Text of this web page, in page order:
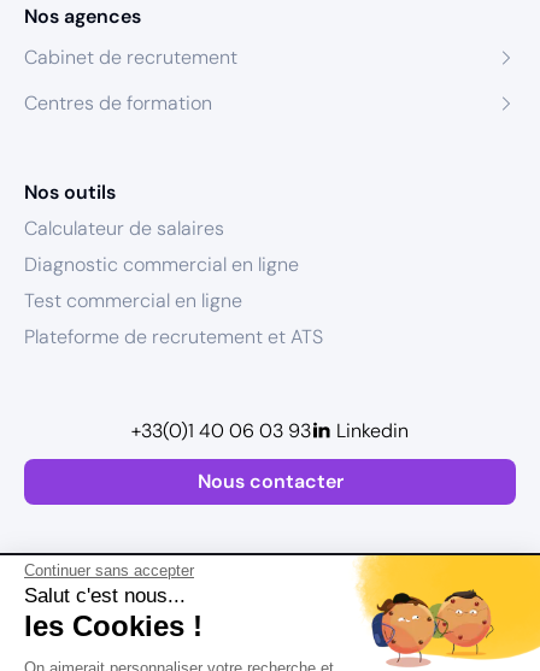
Continuer sans accepter
Salut c'est nous...
les Cookies !
On aimerait personnaliser votre recherche et
Nos agences
Cabinet de recrutement
Centres de formation
Nos outils
Calculateur de salaires
Diagnostic commercial en ligne
Test commercial en ligne
Plateforme de recrutement et ATS
Nous contacter
+33(0)1 40 06 03 93 Linkedin
Plan de site